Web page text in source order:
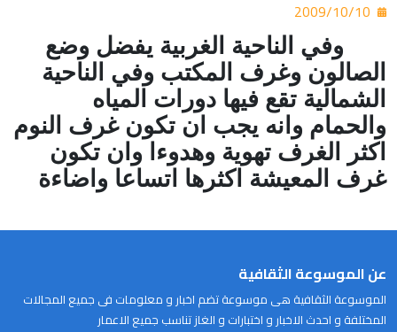
وفي الناحية الغربية يفضل وضع
الصالون وغرف المكتب وفي الناحية
الشمالية تقع فيها دورات المياه
والحمام وانه يجب ان تكون غرف النوم
اكثر الغرف تهوية وهدوءا وان تكون
غرف المعيشة اكثرها اتساعا واضاءة
عن الموسوعة الثقافية
الموسوعة الثقافية هى موسوعة تضم اخبار و معلومات فى جميع المجالات
المختلفة و احدث الاخبار و اختبارات و الغاز تناسب جميع الاعمار